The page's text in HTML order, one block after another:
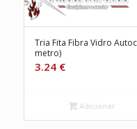
Tria Fita Fibra Vidro
metro)
3.24 €
Adicionar